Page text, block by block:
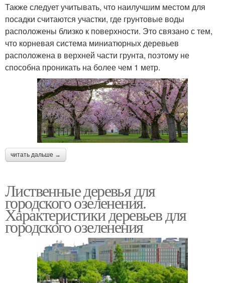
Также следует учитывать, что наилучшим местом для
посадки считаются участки, где грунтовые воды
расположены близко к поверхности. Это связано с тем,
что корневая система миниатюрных деревьев
расположена в верхней части грунта, поэтому не
способна проникать на более чем 1 метр.
читать дальше →
Лиственные деревья для
городского озеленения.
Характеристики деревьев для
городского озеленения